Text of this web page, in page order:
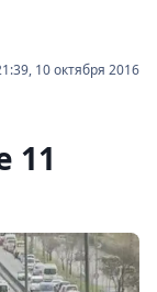
10 октября 2016
11